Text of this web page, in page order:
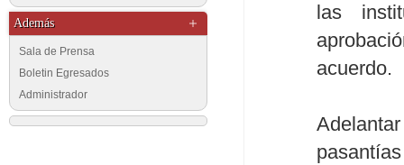
Además
Sala de Prensa
Boletin Egresados
Administrador
las
acuerdo.